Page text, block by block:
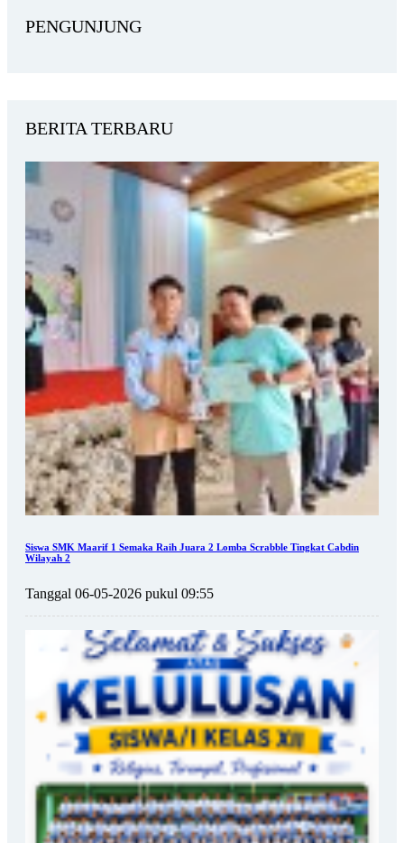
PENGUNJUNG
BERITA TERBARU
Siswa SMK Maarif 1 Semaka Raih Juara 2 Lomba Scrabble Tingkat Cabdin
Wilayah 2
Tanggal 06-05-2026 pukul 09:55